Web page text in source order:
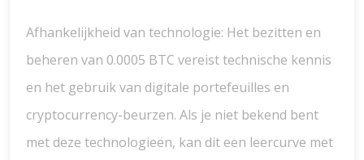
Afhankelijkheid van technologie: Het bezitten en
beheren van 0.0005 BTC vereist technische kennis
en het gebruik van digitale portefeuilles en
cryptocurrency-beurzen. Als je niet bekend bent
met deze technologieën, kan dit een leercurve met